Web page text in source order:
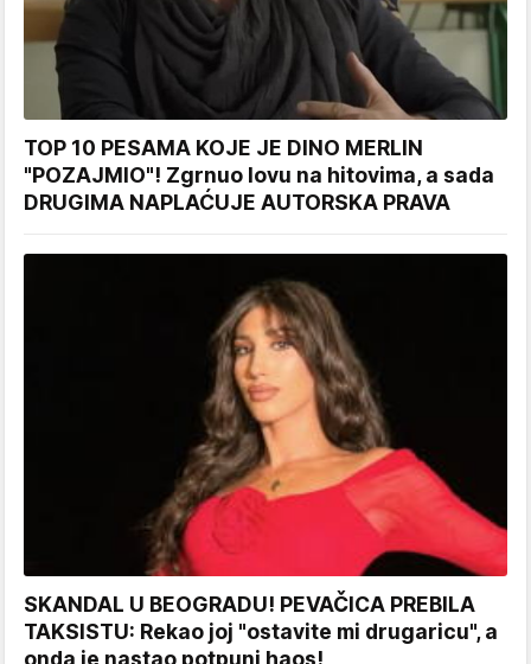
TOP 10 PESAMA KOJE JE DINO MERLIN
"POZAJMIO"! Zgrnuo lovu na hitovima, a sada
DRUGIMA NAPLAĆUJE AUTORSKA PRAVA
SKANDAL U BEOGRADU! PEVAČICA PREBILA
TAKSISTU: Rekao joj "ostavite mi drugaricu", a
onda je nastao potpuni haos!